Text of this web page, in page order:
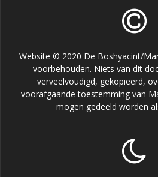
Website © 2020 De Boshyacint/
voorbehouden. Niets van dit
verveelvoudigd, gekopieerd,
voorafgaande toestemming van
mogen gedeeld worden